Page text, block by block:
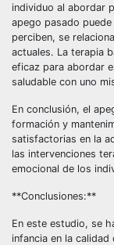
individuo al abordar
apego pasado
perciben, se
actuales. La terapia
eficaz para abordar
saludable con uno
En conclusión, el
formación y
satisfactorias en la
las intervenciones
emocional de los
**Conclusiones:**
En este estudio, se
infancia en la